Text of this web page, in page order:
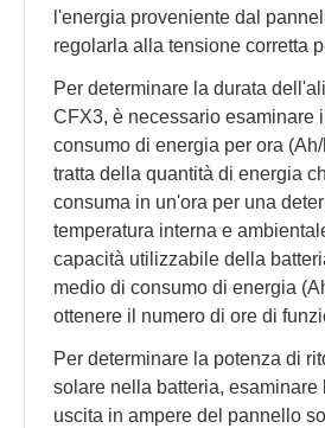
l'energia proveniente dal
regolarla alla tensione corretta
Per determinare la durata
CFX3, è necessario esaminare
consumo di energia per ora
tratta della quantità di energia
consuma in un'ora per una
temperatura interna e
capacità utilizzabile della
medio di consumo di energia
ottenere il numero di ore di
Per determinare la potenza di
solare nella batteria, esaminare
uscita in ampere del pannello